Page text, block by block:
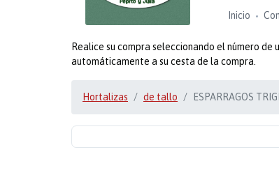
Inicio
Realice su compra seleccionando el número
automáticamente a su cesta de la compra.
Hortalizas de tallo ESPARRAGOS